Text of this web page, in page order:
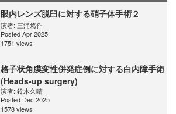
眼内レンズ脱臼に対する硝子体手術２
演者: 三浦悠作
Posted Apr 2025
1751 views
格子状角膜変性併発症例に対する白内障手術
(Heads-up surgery)
演者: 鈴木久晴
Posted Dec 2025
1578 views